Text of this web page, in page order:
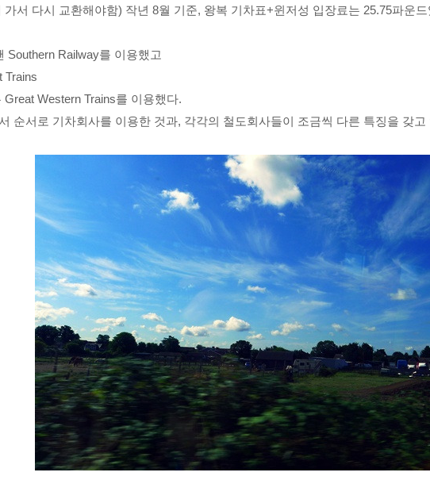
서 다시 교환해야함) 작년 8월 기준, 왕복 기차표+윈저성 입장료는 25.75파운드
Southern Railway를 이용했고
Trains
Western Trains를 이용했다.
순서로 기차회사를 이용한 것과, 각각의 철도회사들이 조금씩 다른 특징을 갖